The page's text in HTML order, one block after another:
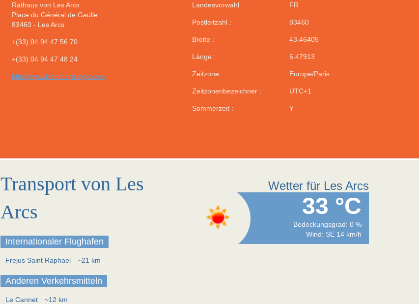
Rathaus von Les Arcs
Place du Général de Gaulle
83460- Les Arcs
+(33) 04 94 47 56 70
+(33) 04 94 47 48 24
http://www.lesarcs-village.com
Landesvorwahl : FR
Postleitzahl : 83460
Breite : 43.46405
Länge : 6.47913
Zeitzone : Europe/Paris
Zeitzonenbezeichner : UTC+1
Sommerzeit : Y
Transport von Les
Arcs
Internationaler Flughafen
Frejus Saint Raphael ~21 km
Anderen Verkehrsmitteln
Le Cannet
~12 km
Wetter für Les Arcs
33 °C
Bedeckungsgrad: 0 %
Wind: SE 14 km/h